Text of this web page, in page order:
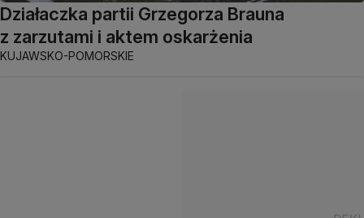
Działaczka partii Grzegorza Brauna
z zarzutami i aktem oskarżenia
KUJAWSKO-POMORSKIE